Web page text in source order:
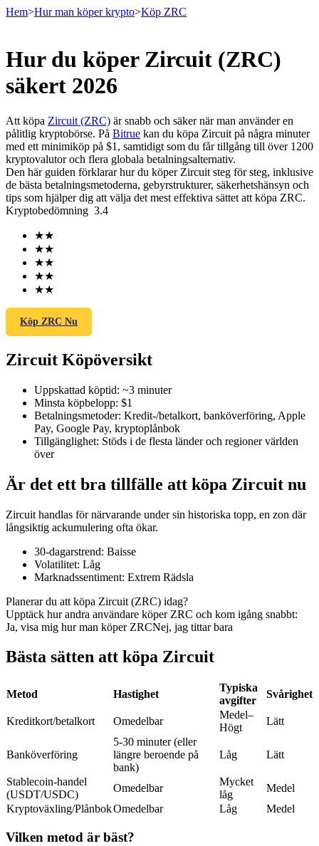
Terminer
USDT Futures
Futures med USDT som säkerhet
COIN-M Futures
Futures för kryptovaluta
TradFi
Derivat för aktier, valuta, ädelmetaller och råvaror
USDC Futures
Futures med USDC som säkerhet
Kopiera Trading
Hem>Hur man köper krypto>Köp ZRC
Hur du köper Zircuit (ZRC)
säkert 2026
Att köpa Zircuit (ZRC) är snabb och säker när man använder en
pålitlig kryptobörse. På Bitrue kan du köpa Zircuit på några minuter
med ett minimiköp på $1, samtidigt som du får tillgång till över 1200
kryptovalutor och flera globala betalningsalternativ.
Den här guiden förklarar hur du köper Zircuit steg för steg, inklusive
de bästa betalningsmetoderna, gebyrstrukturer, säkerhetshänsyn och
tips som hjälper dig att välja det mest effektiva sättet att köpa ZRC.
Kryptobedömning 3.4
★★
★★
★★
★★
★★
Köp ZRC Nu
Zircuit Köpöversikt
Uppskattad köptid: ~3 minuter
Minsta köpbelopp: $1
Betalningsmetoder: Kredit-/betalkort, banköverföring, Apple
Pay, Google Pay, kryptoplånbok
Tillgänglighet: Stöds i de flesta länder och regioner världen
över
Är det ett bra tillfälle att köpa Zircuit nu
Zircuit handlas för närvarande under sin historiska topp, en zon där
långsiktig ackumulering ofta ökar.
30-dagarstrend: Baisse
Volatilitet: Låg
Marknadssentiment: Extrem Rädsla
Planerar du att köpa Zircuit (ZRC) idag?
Upptäck hur andra användare köper ZRC och kom igång snabbt:
Ja, visa mig hur man köper ZRCNej, jag tittar bara
Bästa sätten att köpa Zircuit
Metod Hastighet
Typiska
avgifter
Svårighet
Kreditkort/betalkort Omedelbar
Medel–
Högt
Lätt
Banköverföring
5-30 minuter (eller
längre beroende på
bank)
Låg Lätt
Stablecoin-handel
(USDT/USDC)
Omedelbar
Mycket
låg
Medel
Kryptoväxling/PlånbokOmedelbar Låg Medel
Vilken metod är bäst?